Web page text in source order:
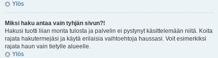
Ylös
Miksi haku antaa vain tyhjän sivun?!
Hakusi tuotti liian monta tulosta ja palvelin ei pystynyt käsittelemään niitä. Koita
rajata hakutermejäsi ja käytä erilaisia vaihtoehtoja haussasi. Voit esimerkiksi
rajata haun vain tietylle alueelle.
Ylös